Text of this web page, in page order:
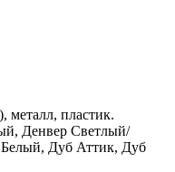
пластик.
Денвер Светлый/
Дуб Аттик, Дуб